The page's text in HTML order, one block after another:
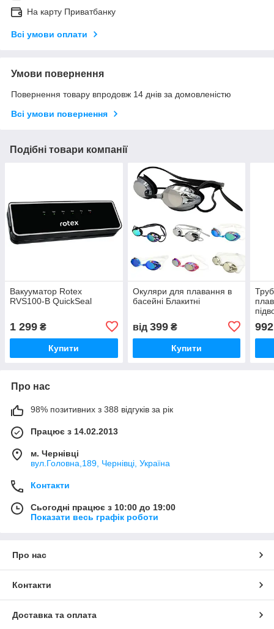
На карту Приватбанку
Всі умови оплати
Умови повернення
Повернення товару впродовж 14 днів за домовленістю
Всі умови повернення
Подібні товари компанії
Вакууматор Rotex
RVS100-B QuickSeal
1 299 ₴
Купити
Окуляри для плавання в
басейні Блакитні
від 399₴
Купити
992
Про нас
98% позитивних з 388 відгуків за рік
Працює з 14.02.2013
м. Чернівці
вул.Головна,189, Чернівці, Україна
Контакти
Сьогодні працює з 10:00 до 19:00
Показати весь графік роботи
Про нас
Контакти
Доставка та оплата